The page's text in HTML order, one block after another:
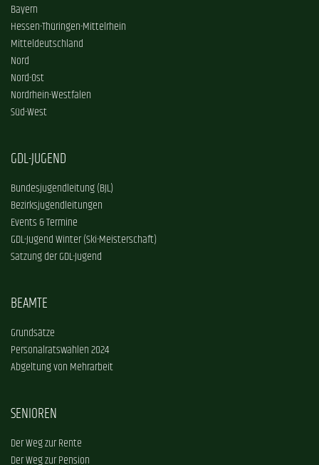
Bayern
Hessen-Thüringen-Mittelrhein
Mitteldeutschland
Nord
Nord-Ost
Nordrhein-Westfalen
Süd-West
GDL-JUGEND
Bundesjugendleitung (BJL)
Bezirksjugendleitungen
Events & Termine
GDL-Jugend Winter (Ski-Meisterschaft)
Satzung der GDL-Jugend
BEAMTE
Grundsätze
Personalratswahlen 2024
Abgeltung von Mehrarbeit
SENIOREN
Der Weg zur Rente
Der Weg zur Pension